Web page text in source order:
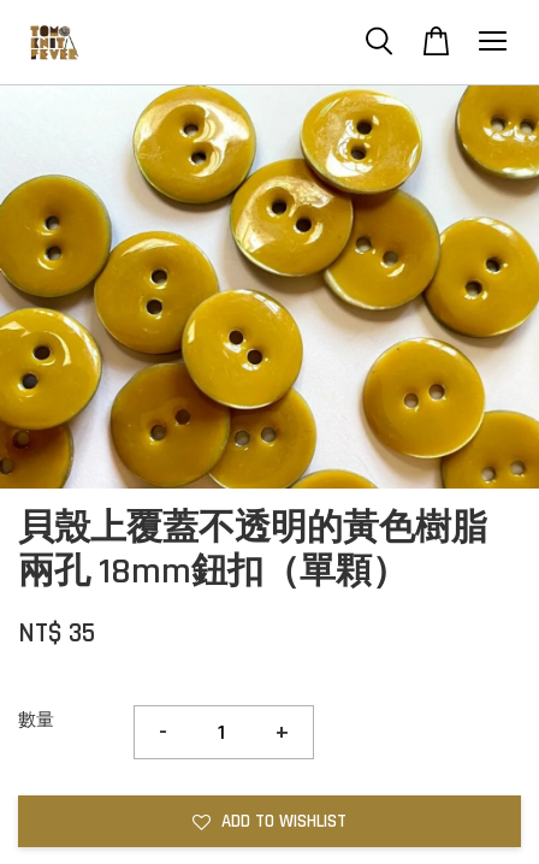
貝殼上覆蓋不透明的黃色樹脂
兩孔 18mm鈕扣（單顆）
NT$ 35
數量 - +
ADD TO WISHLIST